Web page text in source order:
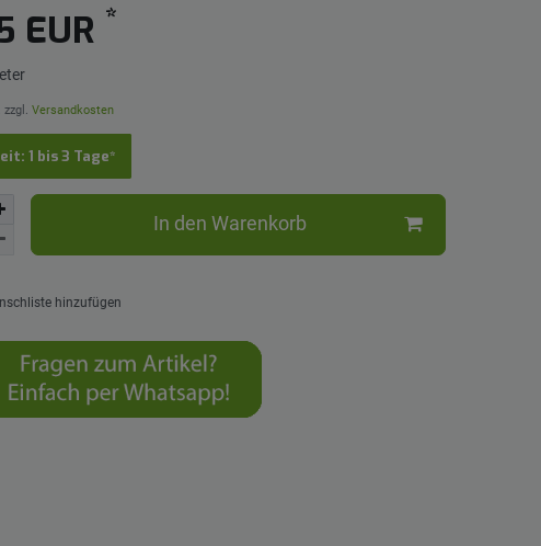
EUR *
Versandkosten
1 bis 3 Tage*
In den Warenkorb
hinzufügen